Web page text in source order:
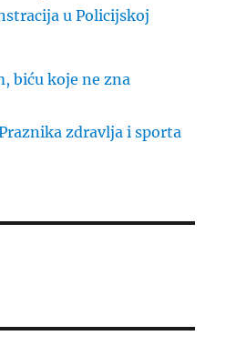
u Policijskoj
biću koje ne zna
zdravlja i sporta